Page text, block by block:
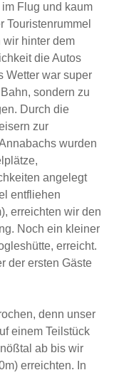
Flug und kaum
Touristenrummel
wir hinter dem
die Autos
Wetter war super
sondern zu
Durch die
zur
wurden
angelegt
entfliehen
erreichten wir den
Noch ein kleiner
erreicht.
der ersten Gäste
denn unser
einem Teilstück
ab bis wir
erreichten. In